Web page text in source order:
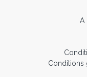
A
Conditions